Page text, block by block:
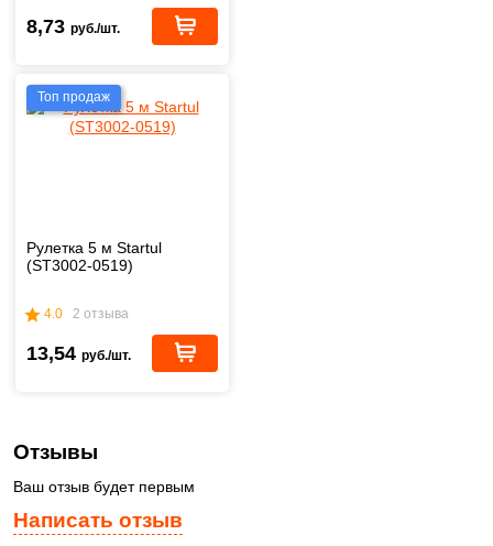
8,73 руб./шт.
Топ продаж
Рулетка 5 м Startul
(ST3002-0519)
4.0 2 отзыва
13,54 руб./шт.
Написать отзыв
Отзывы
Ваш отзыв будет первым